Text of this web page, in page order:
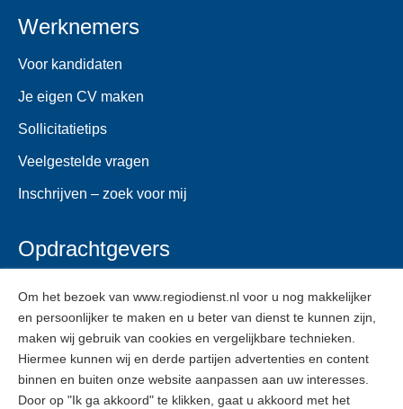
Werknemers
Voor kandidaten
Je eigen CV maken
Sollicitatietips
Veelgestelde vragen
Inschrijven – zoek voor mij
Opdrachtgevers
Veelgestelde vragen
Inschrijven
Om het bezoek van www.regiodienst.nl voor u nog makkelijker
en persoonlijker te maken en u beter van dienst te kunnen zijn,
maken wij gebruik van cookies en vergelijkbare technieken.
Hiermee kunnen wij en derde partijen advertenties en content
binnen en buiten onze website aanpassen aan uw interesses.
Door op "Ik ga akkoord" te klikken, gaat u akkoord met het